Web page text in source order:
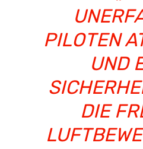
ILOTEN
ND
IE